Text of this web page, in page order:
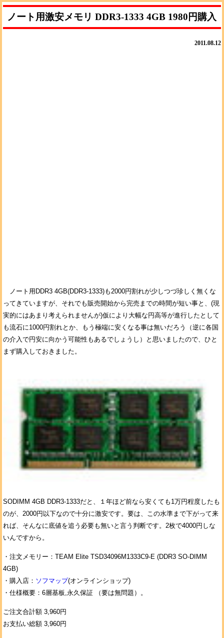
ノート用激安メモリ DDR3-1333 4GB 1980円購入
2011.08.12
ノート用DDR3 4GB(DDR3-1333)も2000円割れが少しつづ珍しく無くな
ってきていますが、それでも販売開始から完売までの時間が短い事と、(現
実的にはあまり考えられませんが)仮により大幅な円高等が進行したとして
も流石に1000円割れとか、もう極端に安くなる事は無いだろう（逆に各国
の介入で円安に向かう可能性もあるでしょうし）と思いましたので、ひと
まず購入しておきました。
SODIMM 4GB DDR3-1333だと、１年ほど前なら安くても1万円程度したも
のが、2000円以下なので十分に激安です。要は、この水準まで下がって来
れば、そんなに底値を追う必要も無いと言う判断です。2枚で4000円しな
いんですから。
・注文メモリー：TEAM Elite TSD34096M1333C9-E (DDR3 SO-DIMM
4GB)
・購入店： ソフマップ(オンラインショップ)
・仕様概要：6層基板,永久保証 （要は無問題）。
ご注文合計額 3,960円
お支払い総額 3,960円